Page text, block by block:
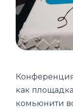
как
комьюнити